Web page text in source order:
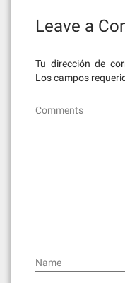
Leave a
Tu dirección de
Los campos
Comments
Name